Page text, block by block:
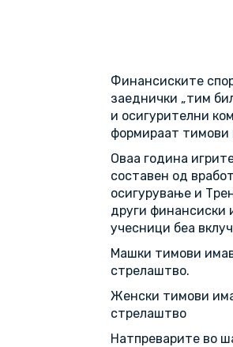
Финансиските
заеднички „тим
и осигурителни
формираат тимови
Оваа година
составен од
осигурување и
други финансиски
учесници беа
Машки тимови
стрелаштво.
Женски тимови
стрелаштво
Натпреварите во